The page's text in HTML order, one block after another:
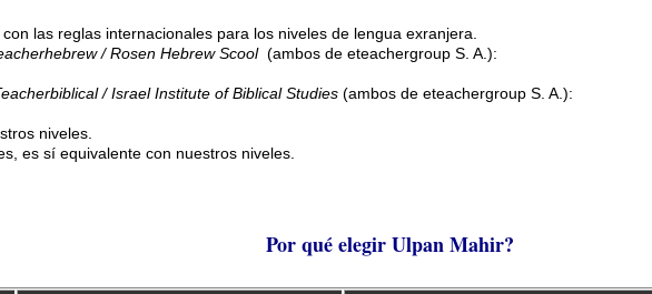
las reglas internacionales para los niveles de lengua exranjera.
/ Rosen Hebrew Scool (ambos de eteachergroup S. A.):
/ Israel Institute of Biblical Studies (ambos de eteachergroup S. A.):
niveles.
es sí equivalente con nuestros niveles.
Por qué elegir Ulpan Mahir?